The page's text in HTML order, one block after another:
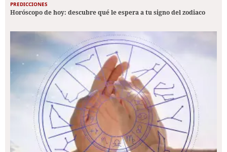
PREDICCIONES
Horóscopo de hoy: descubre qué le espera a tu signo del zodiaco